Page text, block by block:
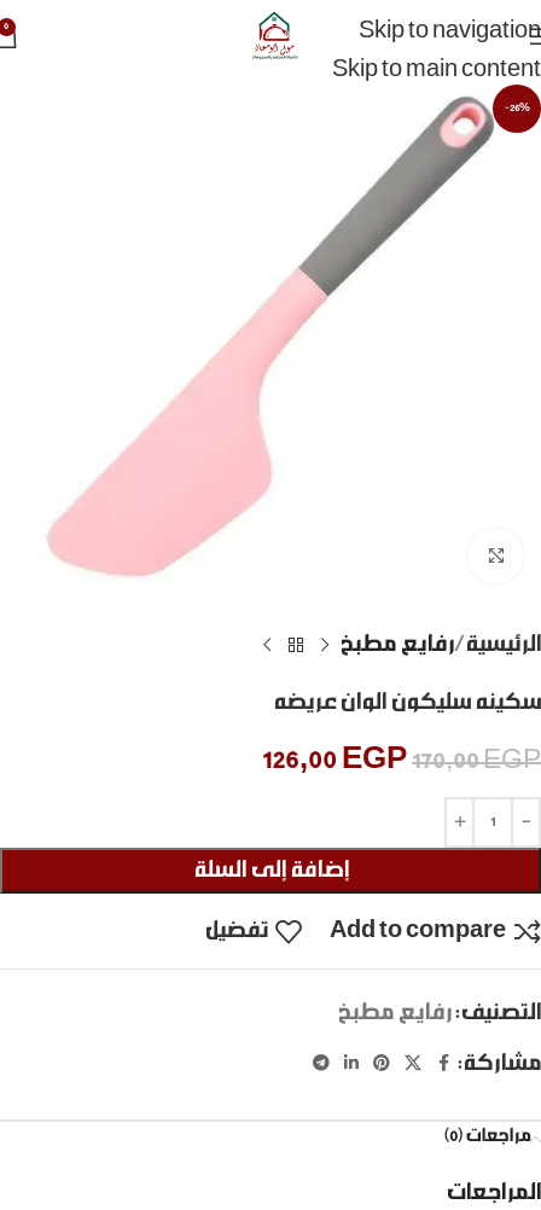
Skip to navigation
Skip to main content
0
-26%
الرئيسية رفايع مطبخ
سكينه سليكون الوان عريضه
170,00EGP
126,00 EGP
إضافة إلى السلة
Add to compare تفضيل
التصنيف:رفايع مطبخ
مشاركة:
مراجعات (0)
المراجعات